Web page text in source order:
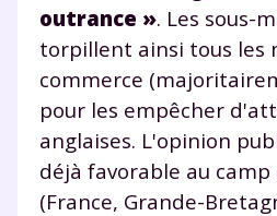
outrance ». Les sous-
torpillent ainsi tous les
commerce
pour les empêcher
anglaises. L'opinion
déjà favorable au
(France, Grande-